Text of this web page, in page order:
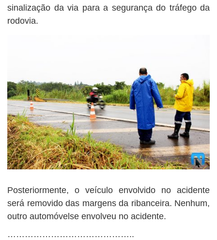
sinalização da via para a segurança do tráfego da
rodovia.
Posteriormente, o veículo envolvido no acidente
será removido das margens da ribanceira. Nenhum,
outro automóvelse envolveu no acidente.
……………………………………..